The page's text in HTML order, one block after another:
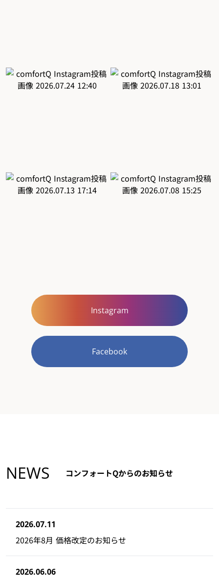
Instagram
Facebook
NEWS コンフォートQからのお知らせ
2026.07.11
2026年8月 価格改定のお知らせ
2026.06.06